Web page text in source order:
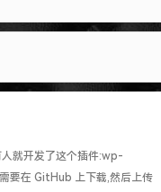
就开发了这个插件:wp-
要在 GitHub 上下载,然后上传